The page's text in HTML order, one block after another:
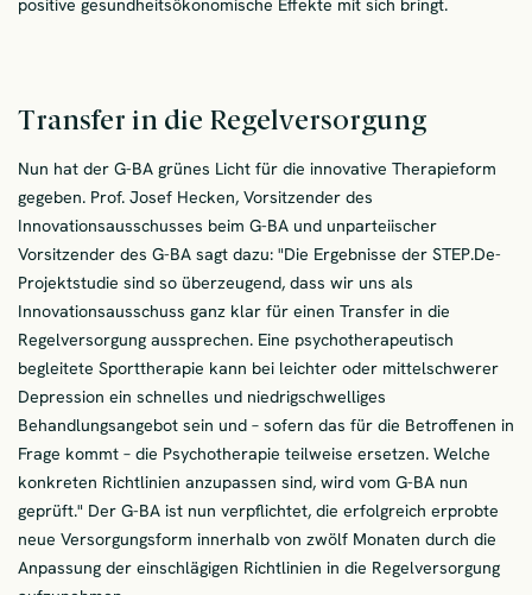
positive gesundheitsökonomische Effekte mit sich bringt.
Transfer in die Regelversorgung
Nun hat der G-BA grünes Licht für die innovative Therapieform
gegeben. Prof. Josef Hecken, Vorsitzender des
Innovationsausschusses beim G-BA und unparteiischer
Vorsitzender des G-BA sagt dazu: "Die Ergebnisse der STEP.De-
Projektstudie sind so überzeugend, dass wir uns als
Innovationsausschuss ganz klar für einen Transfer in die
Regelversorgung aussprechen. Eine psychotherapeutisch
begleitete Sporttherapie kann bei leichter oder mittelschwerer
Depression ein schnelles und niedrigschwelliges
Behandlungsangebot sein und – sofern das für die Betroffenen in
Frage kommt – die Psychotherapie teilweise ersetzen. Welche
konkreten Richtlinien anzupassen sind, wird vom G-BA nun
geprüft." Der G-BA ist nun verpflichtet, die erfolgreich erprobte
neue Versorgungsform innerhalb von zwölf Monaten durch die
Anpassung der einschlägigen Richtlinien in die Regelversorgung